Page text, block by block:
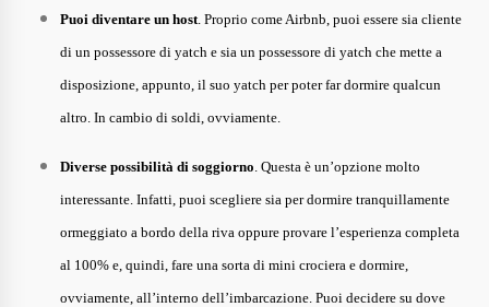
Puoi diventare un host . Proprio come Airbnb, puoi essere sia cliente
di un possessore di yatch e sia un possessore di yatch che mette a
disposizione, appunto, il suo yatch per poter far dormire qualcun
altro. In cambio di soldi, ovviamente.
Diverse possibilità di soggiorno . Questa è un’opzione molto
interessante. Infatti, puoi scegliere sia per dormire tranquillamente
ormeggiato a bordo della riva oppure provare l’esperienza completa
al 100% e, quindi, fare una sorta di mini crociera e dormire,
ovviamente, all’interno dell’imbarcazione. Puoi decidere su dove